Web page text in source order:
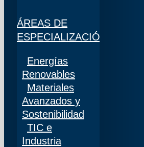
ÁREAS DE
ESPECIALIZACIÓN
Energías
Renovables
Materiales
Avanzados y
Sostenibilidad
TIC e
Industria